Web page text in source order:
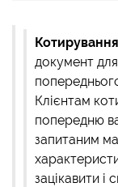
документ
Клієнтам
попередню
запитаним
зацікавити і